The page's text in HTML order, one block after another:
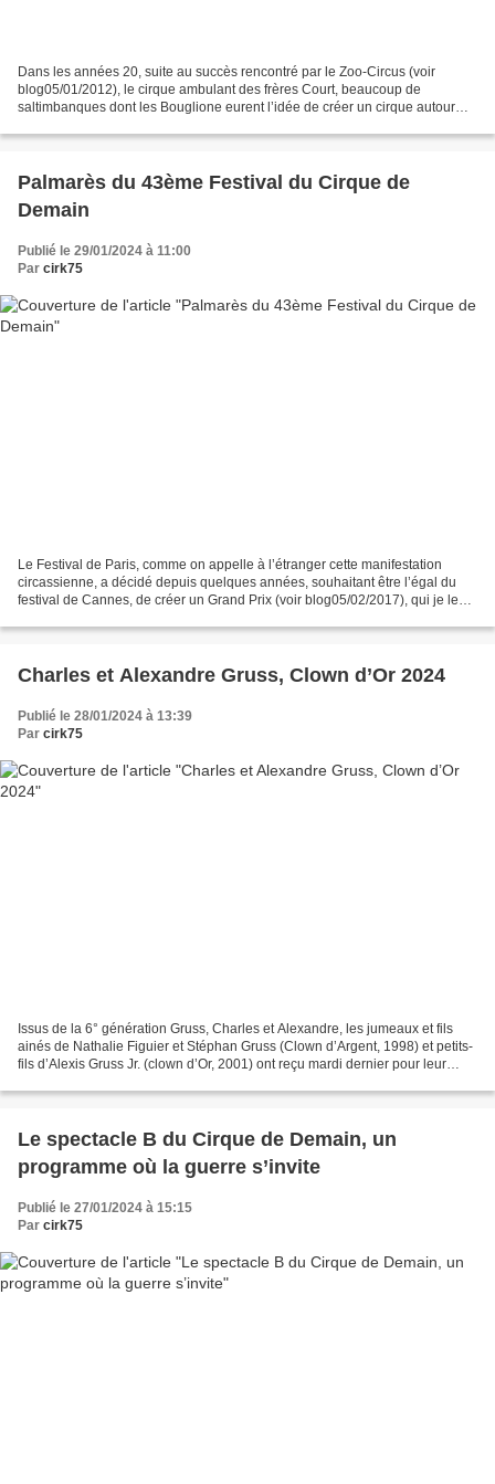
Dans les années 20, suite au succès rencontré par le Zoo-Circus (voir
blog05/01/2012), le cirque ambulant des frères Court, beaucoup de
saltimbanques dont les Bouglione eurent l’idée de créer un cirque autour
Palmarès du 43ème Festival du Cirque de
Demain
Publié le 29/01/2024 à 11:00
Par cirk75
Le Festival de Paris, comme on appelle à l’étranger cette manifestation
circassienne, a décidé depuis quelques années, souhaitant être l’égal du
festival de Cannes, de créer un Grand Prix (voir blog05/02/2017), qui je le
Charles et Alexandre Gruss, Clown d’Or 2024
Publié le 28/01/2024 à 13:39
Par cirk75
Issus de la 6° génération Gruss, Charles et Alexandre, les jumeaux et fils
ainés de Nathalie Figuier et Stéphan Gruss (Clown d’Argent, 1998) et petits-
fils d’Alexis Gruss Jr. (clown d’Or, 2001) ont reçu mardi dernier pour leur
Le spectacle B du Cirque de Demain, un
programme où la guerre s’invite
Publié le 27/01/2024 à 15:15
Par cirk75